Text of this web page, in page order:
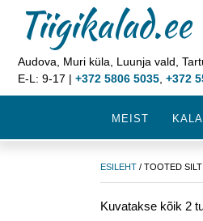
Tiigikalad.ee
Audova, Muri küla, Luunja vald,
E-L: 9-17 | +372 5806 5035 +372
MEIST
ESILEHT / TOOTED
Kuvatakse kõik 2